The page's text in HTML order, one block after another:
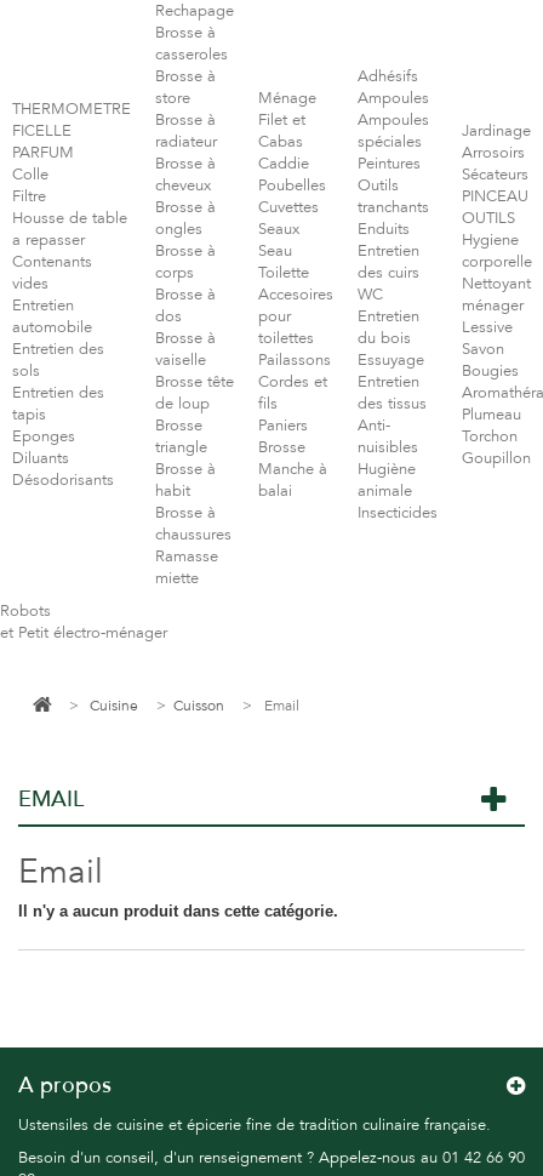
THERMOMETRE
FICELLE
PARFUM
Colle
Filtre
Housse de table
a repasser
Contenants
vides
Entretien
automobile
Entretien des
sols
Entretien des
tapis
Eponges
Diluants
Désodorisants
Rechapage
Brosse à
casseroles
Brosse à
store
Brosse à
radiateur
Brosse à
cheveux
Brosse à
ongles
Brosse à
corps
Brosse à
dos
Brosse à
vaiselle
Brosse tête
de loup
Brosse
triangle
Brosse à
habit
Brosse à
chaussures
Ramasse
miette
Ménage
Filet et
Cabas
Caddie
Poubelles
Cuvettes
Seaux
Seau
Toilette
Accesoires
pour
toilettes
Pailassons
Cordes et
fils
Paniers
Brosse
Manche à
balai
Adhésifs
Ampoules
Ampoules
spéciales
Peintures
Outils
tranchants
Enduits
Entretien
des cuirs
WC
Entretien
du bois
Essuyage
Entretien
des tissus
Anti-
nuisibles
Hugiène
animale
Insecticides
Jardinage
Arrosoirs
Sécateurs
PINCEAU
OUTILS
Hygiene
corporelle
Nettoyant
ménager
Lessive
Savon
Bougies
Plumeau
Torchon
Goupillon
Robots
et Petit électro-ménager
> Cuisine > Cuisson > Email
EMAIL
Email
Il n'y a aucun produit dans cette catégorie.
A propos
Ustensiles de cuisine et épicerie fine de tradition culinaire française.
Besoin d'un conseil, d'un renseignement ? Appelez-nous au 01 42 66 90